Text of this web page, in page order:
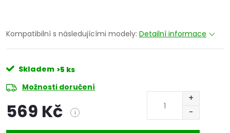
Kompatibilní s následujícími modely: Detailní informace
Skladem >5 ks
Možnosti doručení
569 Kč i